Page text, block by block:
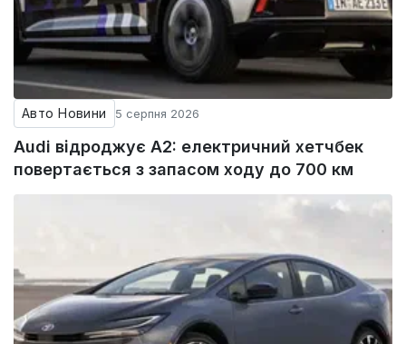
Авто Новини 5 серпня 2026
Audi відроджує A2: електричний хетчбек
повертається з запасом ходу до 700 км